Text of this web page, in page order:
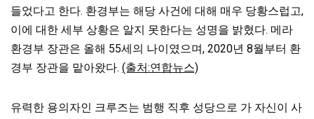
들었다고 한다. 환경부는 해당 사건에 대해 매우 당황스럽고,
이에 대한 세부 상황은 알지 못한다는 성명을 밝혔다. 메라
환경부 장관은 올해 55세의 나이였으며, 2020년 8월부터 환
경부 장관을 맡아왔다. (출처:연합뉴스)
유력한 용의자인 크루즈는 범행 직후 성당으로 가 자신이 사